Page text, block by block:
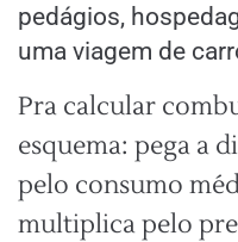
pedágios,
uma viagem de
Pra calcular
esquema: pega a
pelo consumo
multiplica pelo